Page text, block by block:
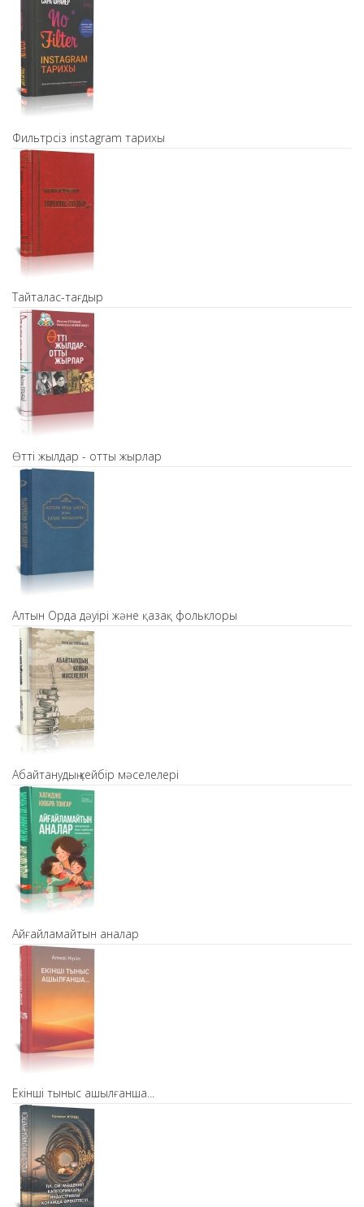
Фильтрсіз instagram тарихы
Тайталас-тағдыр
Өтті жылдар - отты жырлар
Алтын Орда дәуірі және қазақ фольклоры
Абайтанудың кейбір мәселелері
Айғайламайтын аналар
Екінші тыныс ашылғанша...